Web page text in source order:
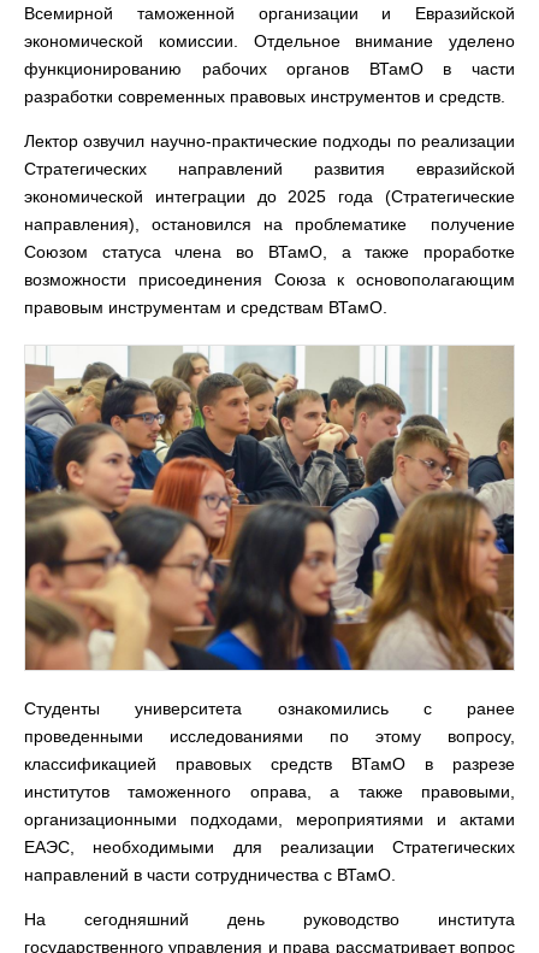
Всемирной таможенной организации и Евразийской
экономической комиссии. Отдельное внимание уделено
функционированию рабочих органов ВТамО в части
разработки современных правовых инструментов и средств.
Лектор озвучил научно-практические подходы по реализации
Стратегических направлений развития евразийской
экономической интеграции до 2025 года (Стратегические
направления), остановился на проблематике получение
Союзом статуса члена во ВТамО, а также проработке
возможности присоединения Союза к основополагающим
правовым инструментам и средствам ВТамО.
Студенты университета ознакомились с ранее
проведенными исследованиями по этому вопросу,
классификацией правовых средств ВТамО в разрезе
институтов таможенного оправа, а также правовыми,
организационными подходами, мероприятиями и актами
ЕАЭС, необходимыми для реализации Стратегических
направлений в части сотрудничества с ВТамО.
На сегодняшний день руководство института
государственного управления и права рассматривает вопрос